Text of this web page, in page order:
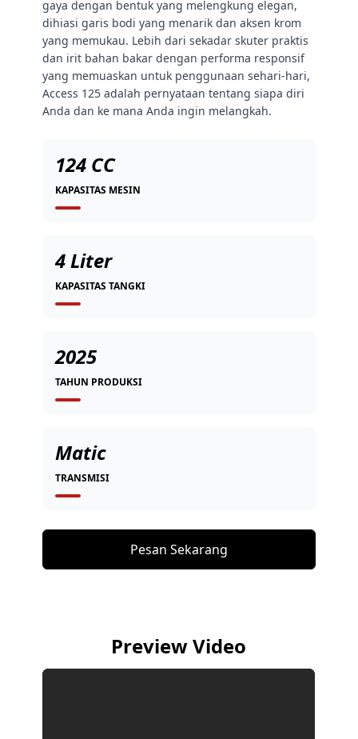
gaya dengan bentuk yang melengkung elegan,
dihiasi garis bodi yang menarik dan aksen krom
yang memukau. Lebih dari sekadar skuter praktis
dan irit bahan bakar dengan performa responsif
yang memuaskan untuk penggunaan sehari-hari,
Access 125 adalah pernyataan tentang siapa diri
Anda dan ke mana Anda ingin melangkah.
124 CC
KAPASITAS MESIN
4 Liter
KAPASITAS TANGKI
2025
TAHUN PRODUKSI
Matic
TRANSMISI
Pesan Sekarang
Preview Video